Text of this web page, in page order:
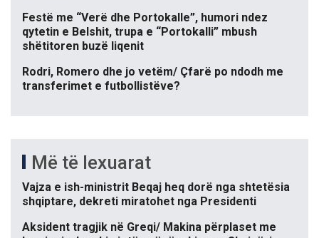
Festë me “Verë dhe Portokalle”, humori ndez
qytetin e Belshit, trupa e “Portokalli” mbush
shëtitoren buzë liqenit
Rodri, Romero dhe jo vetëm/ Çfarë po ndodh me
transferimet e futbollistëve?
Më të lexuarat
Vajza e ish-ministrit Beqaj heq dorë nga shtetësia
shqiptare, dekreti miratohet nga Presidenti
Aksident tragjik në Greqi/ Makina përplaset me